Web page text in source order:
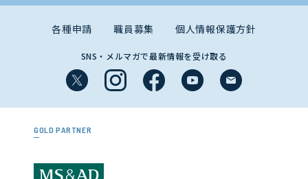
各種申請 職員募集 個人情報保護方針
SNS・メルマガで最新情報を受け取る
GOLD PARTNER